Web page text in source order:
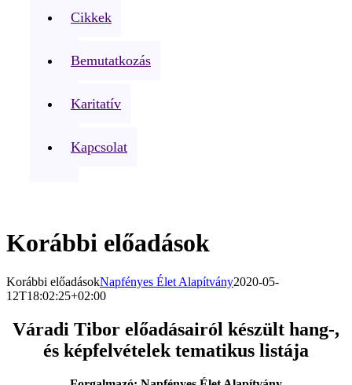
Cikkek
Bemutatkozás
Karitatív
Kapcsolat
Korábbi előadások
Korábbi előadásokNapfényes Élet Alapítvány2020-05-
12T18:02:25+02:00
Váradi Tibor előadásairól készült hang-,
és képfelvételek tematikus listája